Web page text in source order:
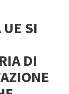
SI
DI